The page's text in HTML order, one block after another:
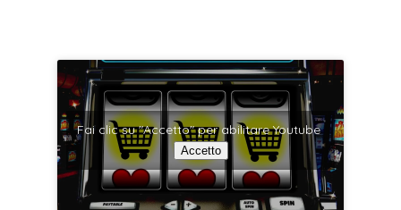
Fai clic su "Accetto" per abilitare Youtube
Accetto